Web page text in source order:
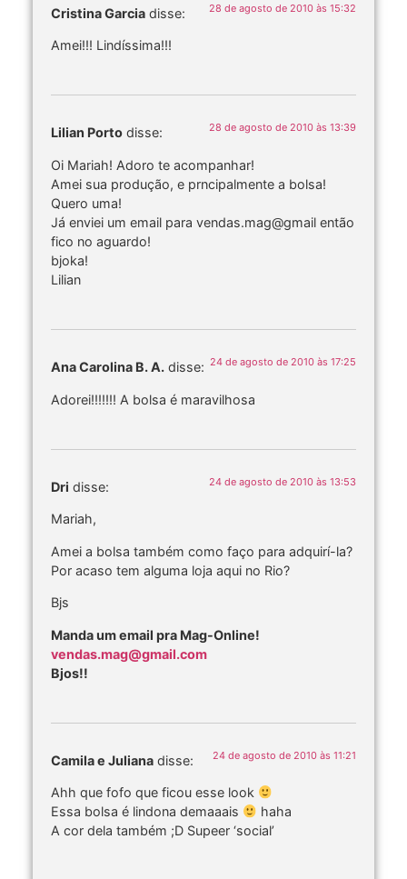
Cristina Garcia disse: 28 de agosto de 2010 às 15:32
Amei!!! Lindíssima!!!
Lilian Porto disse: 28 de agosto de 2010 às 13:39
Oi Mariah! Adoro te acompanhar!
Amei sua produção, e prncipalmente a bolsa!
Quero uma!
Já enviei um email para vendas.mag@gmail então
fico no aguardo!
bjoka!
Lilian
Ana Carolina B. A. disse: 24 de agosto de 2010 às 17:25
Adorei!!!!!!! A bolsa é maravilhosa
Dri disse: 24 de agosto de 2010 às 13:53
Mariah,
Amei a bolsa também como faço para adquirí-la?
Por acaso tem alguma loja aqui no Rio?
Bjs
Manda um email pra Mag-Online!
vendas.mag@gmail.com
Bjos!!
Camila e Juliana disse: 24 de agosto de 2010 às 11:21
Ahh que fofo que ficou esse look
Essa bolsa é lindona demaaais
haha
A cor dela também ;D Supeer ‘social’